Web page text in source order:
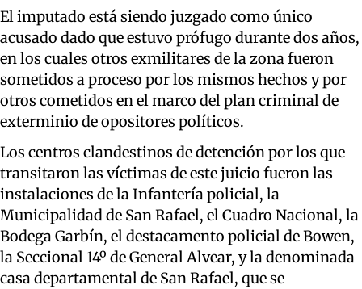
El imputado está siendo juzgado como único
acusado dado que estuvo prófugo durante dos años,
en los cuales otros exmilitares de la zona fueron
sometidos a proceso por los mismos hechos y por
otros cometidos en el marco del plan criminal de
exterminio de opositores políticos.
Los centros clandestinos de detención por los que
transitaron las víctimas de este juicio fueron las
instalaciones de la Infantería policial, la
Municipalidad de San Rafael, el Cuadro Nacional, la
Bodega Garbín, el destacamento policial de Bowen,
la Seccional 14º de General Alvear, y la denominada
casa departamental de San Rafael, que se